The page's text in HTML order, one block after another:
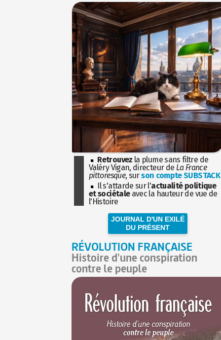
Retrouvez la plume sans filtre de
Valéry Vigan, directeur de La France
pittoresque, surson compte SUBSTACK
Il s'attarde sur l'actualité politique
et sociétaleavec la hauteur de vue de
l'Histoire
JOURNAL D'UN EXILÉ
DU PRÉSENT
RÉVOLUTION FRANÇAISE
Histoire d'une conspiration
contre le peuple